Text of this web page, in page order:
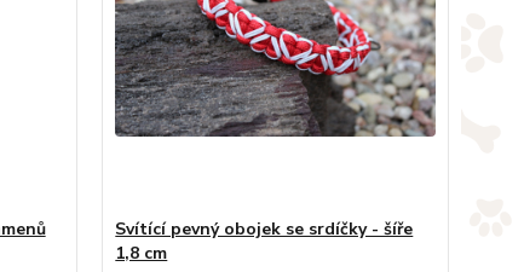
Svítící pevný obojek se srdíčky - šíře
1,8 cm